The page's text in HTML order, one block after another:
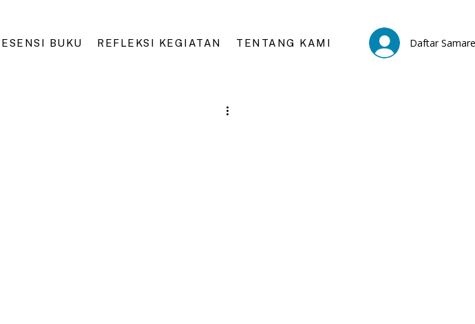
BUKU REFLEKSI KEGIATAN TENTANG KAMI Daftar